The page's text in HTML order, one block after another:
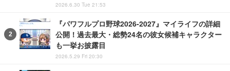
2026.6.30 Tue 21:53
『パワフルプロ野球2026-2027』マイライフの詳細
公開！過去最大・総勢24名の彼女候補キャラクター
も一挙お披露目
2026.5.29 Fri 20:30